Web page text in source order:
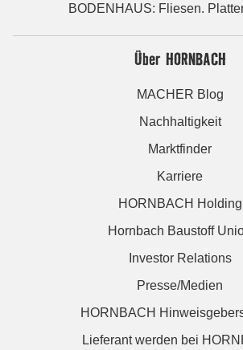
BODENHAUS: Fliesen.
Über HORNBACH
MACHER Blog
Nachhaltigkeit
Marktfinder
Karriere
HORNBACH Holding
Hornbach Baustoff
Investor Relations
Presse/Medien
HORNBACH
Lieferant werden bei